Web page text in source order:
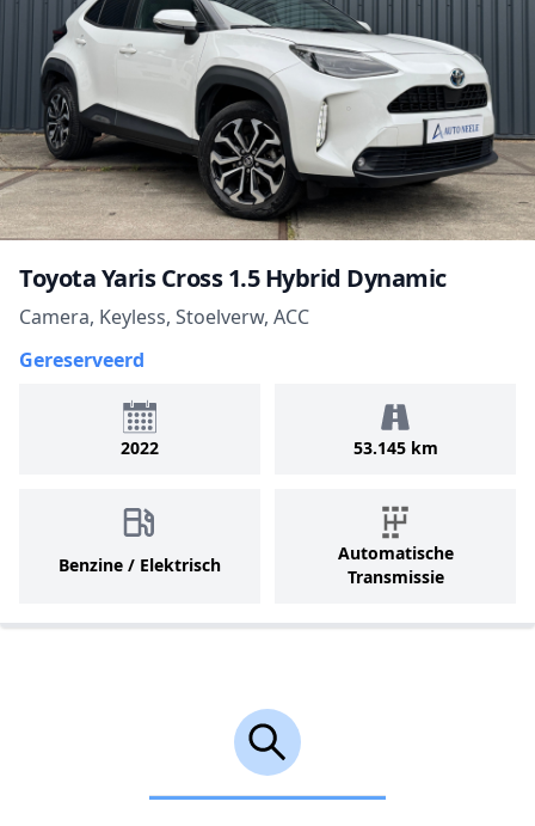
Toyota Yaris Cross 1.5 Hybrid Dynamic
Camera, Keyless, Stoelverw, ACC
Gereserveerd
2022 53.145 km
Benzine / Elektrisch
Automatische
Transmissie